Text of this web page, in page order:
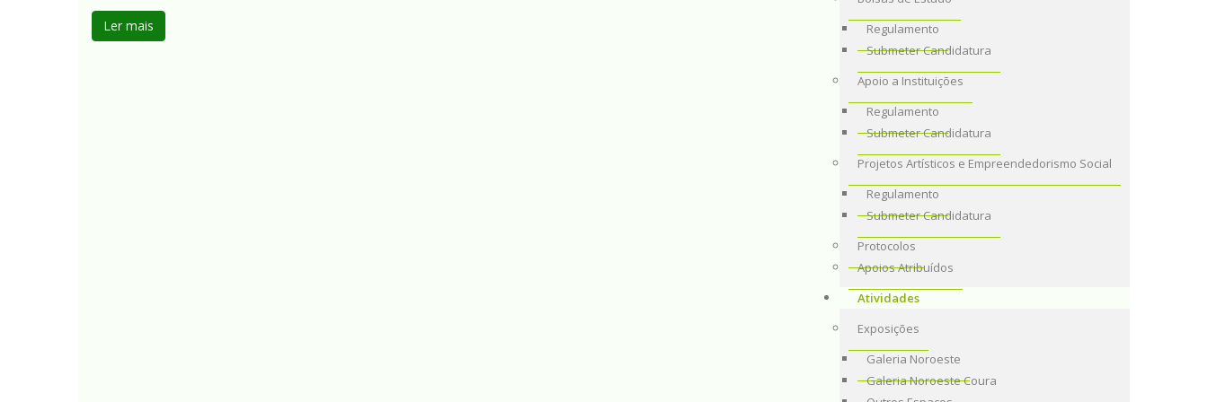
Regulamento
Submeter Candidatura
Apoio a Instituições
Regulamento
Submeter Candidatura
Projetos Artísticos e Empreendedorismo Social
Regulamento
Submeter Candidatura
Protocolos
Apoios Atribuídos
Atividades
Exposições
Galeria Noroeste
Galeria Noroeste Coura
Ler mais